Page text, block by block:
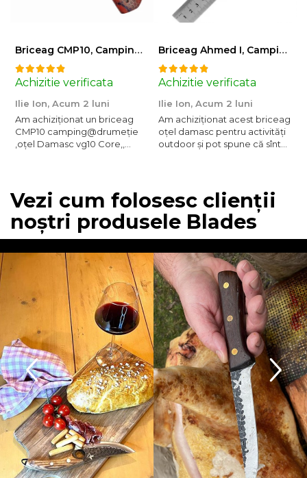
Briceag CMP10, Camping & Drumetie, Otel Damasc VG10 Core, Maner Albastru, 23 cm
Achizitie verificata
Ilie Ion, Acum 2 luni
Am achiziționat un briceag
CMP10 camping@drumeție
,oțel Damasc vg10 Core,,
tăiere foarte bună ,bine
ascuțit,recomand , vă
mulțumesc!
Briceag Ahmed I, Camping & Drumetie, Otel Damasc VG10 Core, Maner Rosu Fosforescent, 22 cm
Achizitie verificata
Ilie Ion, Acum 2 luni
Am achiziționat acest briceag
oțel damasc pentru activități
outdoor și pot spune că sînt
Vezi cum folosesc clienții
noștri produsele Blades